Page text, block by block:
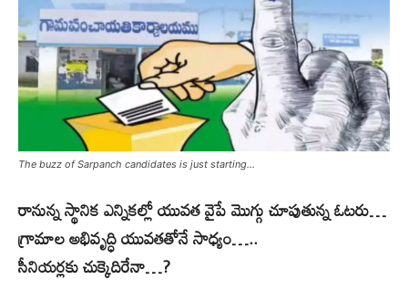
The buzz of Sarpanch candidates is just starting...
రానున్న స్థానిక ఎన్నికల్లో యువత వైపే మొగ్గు చూపుతున్న ఓటరు…
గ్రామాల అభివృద్ధి యువతతోనే సాధ్యం…..
సీనియర్లకు చుక్కెదిరేనా…?